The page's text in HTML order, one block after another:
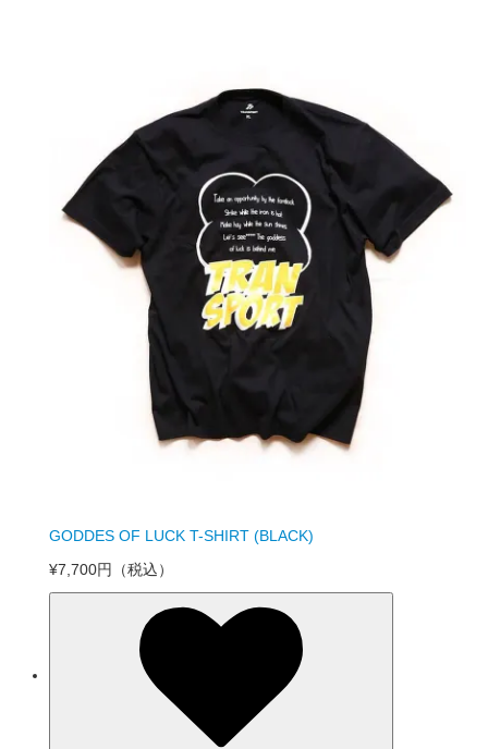
GODDES OF LUCK T-SHIRT (BLACK)
¥7,700円 （税込）